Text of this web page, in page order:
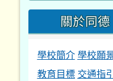
關於同德
學校簡介 學校願
教育目標 交通指